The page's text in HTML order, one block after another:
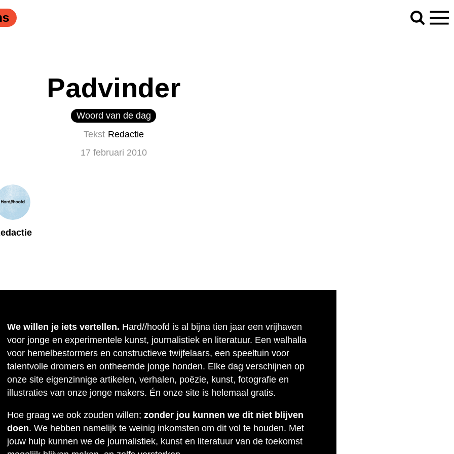
Padvinder
Woord van de dag
Tekst Redactie
17 februari 2010
We willen je iets vertellen. Hard//hoofd is al bijna tien jaar een vrijhaven
voor jonge en experimentele kunst, journalistiek en literatuur. Een walhalla
voor hemelbestormers en constructieve twijfelaars, een speeltuin voor
talentvolle dromers en ontheemde jonge honden. Elke dag verschijnen op
onze site eigenzinnige artikelen, verhalen, poëzie, kunst, fotografie en
illustraties van onze jonge makers. Én onze site is helemaal gratis.
Hoe graag we ook zouden willen; zonder jou kunnen we dit niet blijven
doen. We hebben namelijk te weinig inkomsten om dit vol te houden. Met
jouw hulp kunnen we de journalistiek, kunst en literatuur van de toekomst